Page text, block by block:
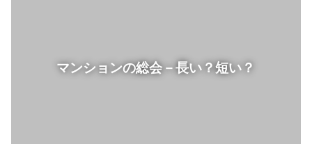
マンションの総会－長い？短い？